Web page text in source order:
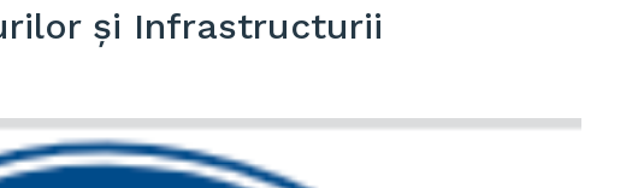
și Infrastructurii